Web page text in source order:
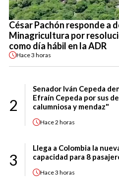
César Pachón responde a
Minagricultura por
como día hábil en la ADR
Hace3 horas
2
Senador Iván Cepeda
Efraín Cepeda por sus
calumniosa y mendaz"
Hace2 horas
3
Llega a Colombia la
capacidad para 8
Hace3 horas